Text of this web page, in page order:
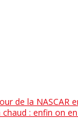
de la NASCAR
: enfin on